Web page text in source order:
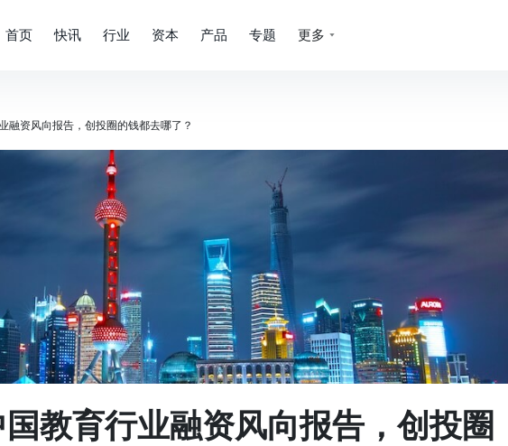
首页 快讯 行业 资本 产品 专题 更多
融资风向报告，创投圈的钱都去哪了？
教育行业融资风向报告，创投圈